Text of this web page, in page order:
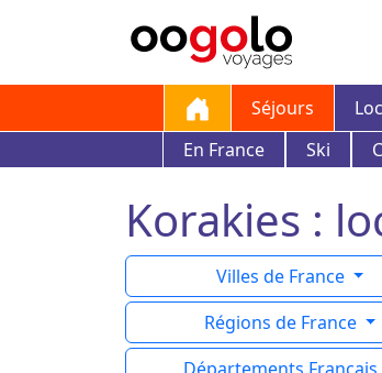
Séjours
En France
Ski
Korakies :
Villes de France
Régions de France